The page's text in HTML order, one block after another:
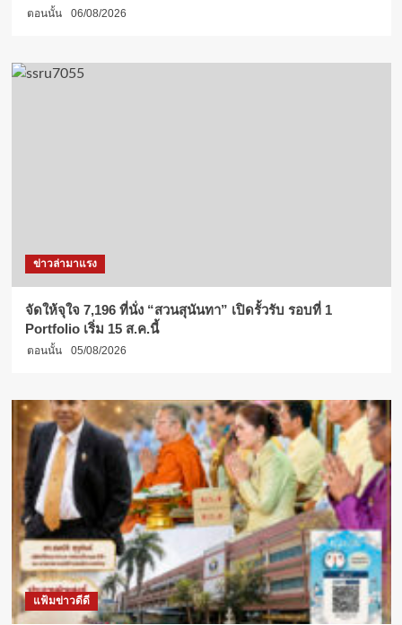
ตอนนั้น 06/08/2026
ข่าวล่ามาแรง
จัดให้จุใจ 7,196 ที่นั่ง “สวนสุนันทา” เปิดรั้วรับ รอบที่ 1
Portfolio เริ่ม 15 ส.ค.นี้
ตอนนั้น 05/08/2026
แฟ้มข่าวดีดี